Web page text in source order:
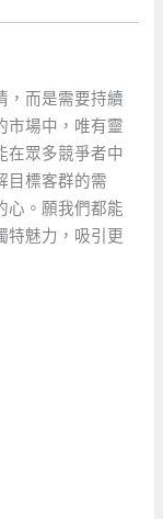
，而是需要持續
市場中，唯有靈
在眾多競爭者中
目標客群的需
心。願我們都能
特魅力，吸引更